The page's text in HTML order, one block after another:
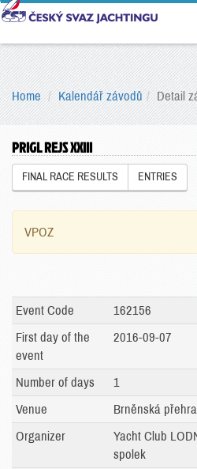
Home Kalendář závodů Detail
PRIGL REJS XXIII
FINAL RACE RESULTS ENTRIES
VPOZ
Event Code
162156
First day of the
event
2016-09-07
Number of days
1
Venue
Brněnská
Organizer
Yacht Club
spolek